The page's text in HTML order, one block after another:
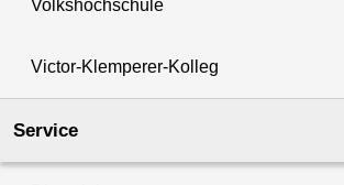
Volkshochschule
Victor-Klemperer-Kolleg
Service